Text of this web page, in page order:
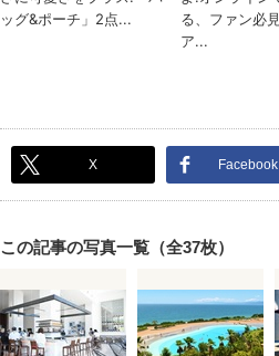
X Facebook
この記事の写真一覧（全37枚）